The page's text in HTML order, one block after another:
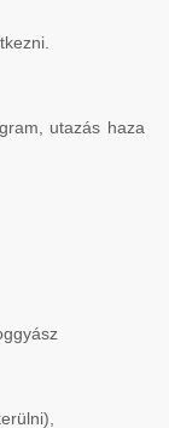
utazás haza